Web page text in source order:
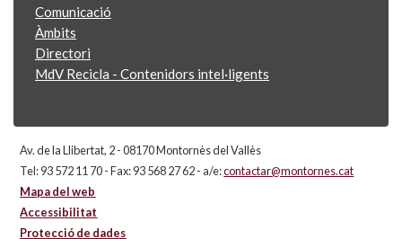
Comunicació
Àmbits
Directori
MdV Recicla - Contenidors intel·ligents
Av. de la Llibertat, 2 - 08170 Montornès del Vallès
Tel: 93 572 11 70 - Fax: 93 568 27 62 - a/e:contactar@montornes.cat
Mapa del web
Accessibilitat
Protecció de dades